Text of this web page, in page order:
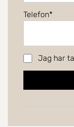
Telefon
Jag har